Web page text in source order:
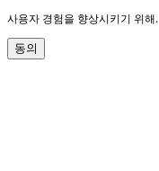
사용자 경험을 향상시키기 위해.
동의